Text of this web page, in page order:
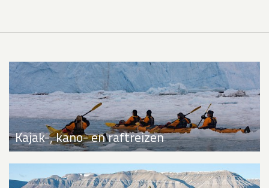
Kajak-, kano- en raftreizen